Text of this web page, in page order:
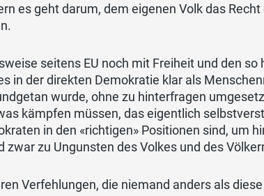
es geht darum, dem eigenen Volk das
seitens EU noch mit Freiheit und den so
in der direkten Demokratie klar als
wurde, ohne zu hinterfragen
kämpfen müssen, das eigentlich
in den «richtigen» Positionen sind, um
zwar zu Ungunsten des Volkes und des
Verfehlungen, die niemand anders als